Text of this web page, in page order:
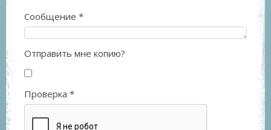
Сообщение *
Отправить мне копию?
Проверка *